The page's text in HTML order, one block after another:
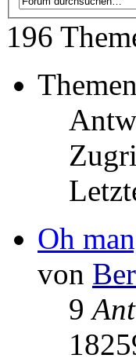
196
Themen
Oh
von
9